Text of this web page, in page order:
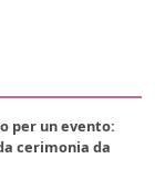
per un evento:
cerimonia da